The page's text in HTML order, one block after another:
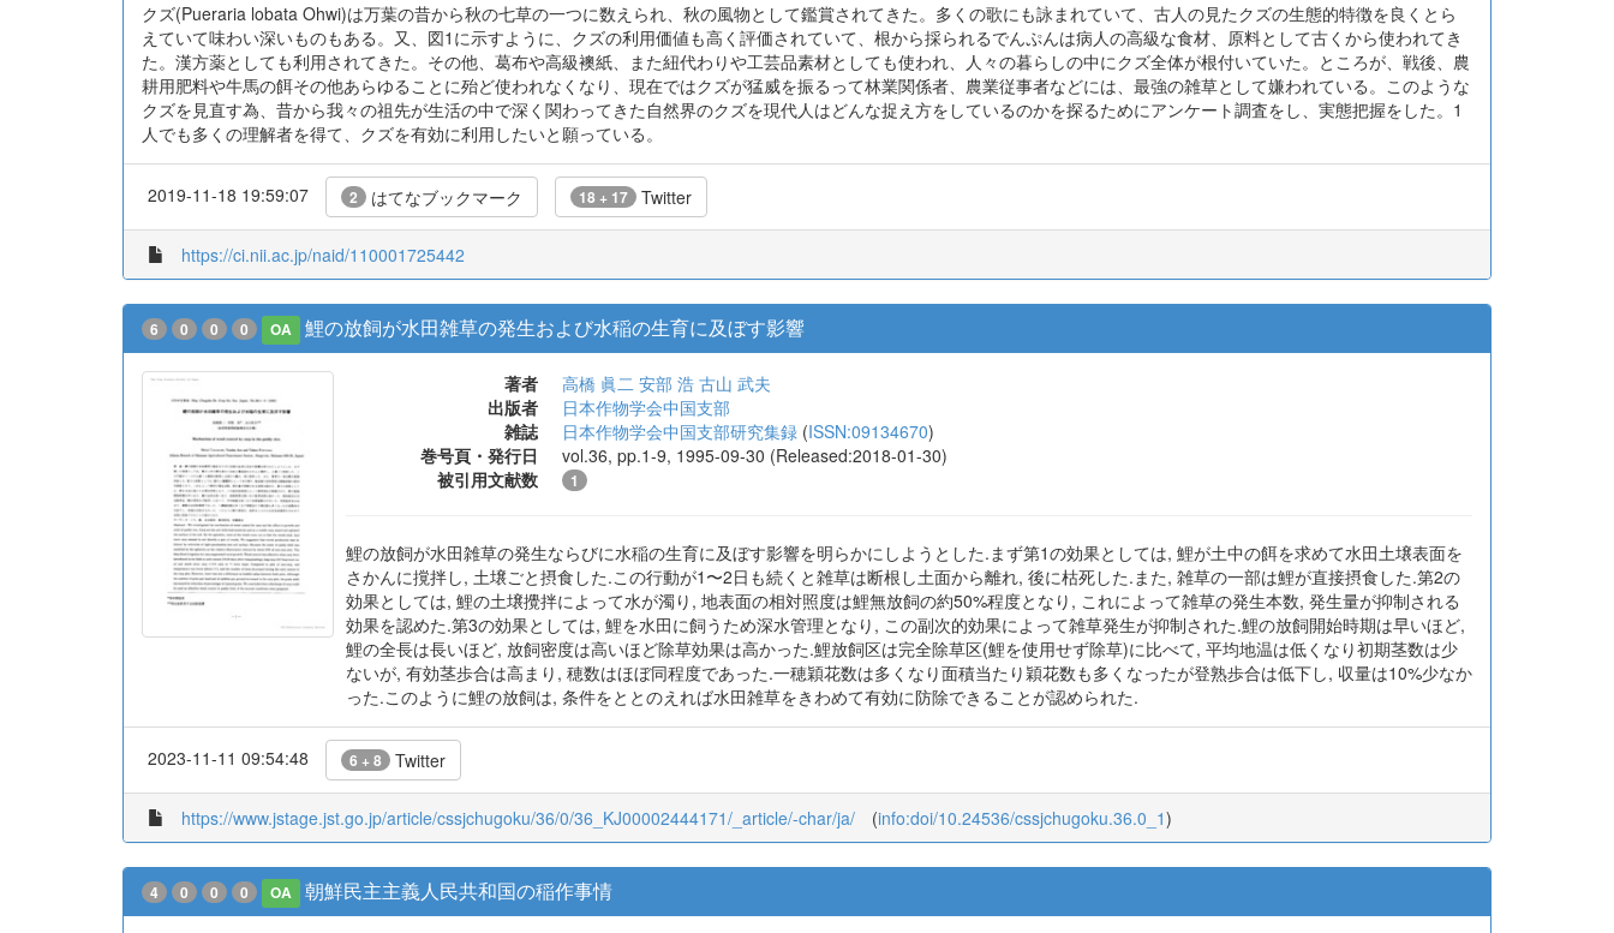
クズ(Pueraria lobata Ohwi)は万葉の昔から秋の七草の一つに数えられ、秋の風物として鑑賞されてきた。多くの歌にも詠まれていて、古人の見たクズの生態的特徴を良くとら
えていて味わい深いものもある。又、図1に示すように、クズの利用価値も高く評価されていて、根から採られるでんぷんは病人の高級な食材、原料として古くから使われてき
た。漢方薬としても利用されてきた。その他、葛布や高級襖紙、また紐代わりや工芸品素材としても使われ、人々の暮らしの中にクズ全体が根付いていた。ところが、戦後、農
耕用肥料や牛馬の餌その他あらゆることに殆ど使われなくなり、現在ではクズが猛威を振るって林業関係者、農業従事者などには、最強の雑草として嫌われている。このような
クズを見直す為、昔から我々の祖先が生活の中で深く関わってきた自然界のクズを現代人はどんな捉え方をしているのかを探るためにアンケート調査をし、実態把握をした。1
人でも多くの理解者を得て、クズを有効に利用したいと願っている。
2019-11-18 19:59:07 2 はてなブックマーク 18 + 17 Twitter
https://ci.nii.ac.jp/naid/110001725442
6 0 0 0 OA 鯉の放飼が水田雑草の発生および水稲の生育に及ぼす影響
著者 高橋 眞二 安部 浩 古山 武夫
出版者
日本作物学会中国支部
雑誌
日本作物学会中国支部研究集録 (ISSN:09134670)
巻号頁・発行日
vol.36, pp.1-9, 1995-09-30 (Released:2018-01-30)
被引用文献数
1
鯉の放飼が水田雑草の発生ならびに水稲の生育に及ぼす影響を明らかにしようとした.まず第1の効果としては, 鯉が土中の餌を求めて水田土壌表面を
さかんに撹拌し, 土壌ごと摂食した.この行動が1〜2日も続くと雑草は断根し土面から離れ, 後に枯死した.また, 雑草の一部は鯉が直接摂食した.第2の
効果としては, 鯉の土壌攪拌によって水が濁り, 地表面の相対照度は鯉無放飼の約50%程度となり, これによって雑草の発生本数, 発生量が抑制される
効果を認めた.第3の効果としては, 鯉を水田に飼うため深水管理となり, この副次的効果によって雑草発生が抑制された.鯉の放飼開始時期は早いほど,
鯉の全長は長いほど, 放飼密度は高いほど除草効果は高かった.鯉放飼区は完全除草区(鯉を使用せず除草)に比べて, 平均地温は低くなり初期茎数は少
ないが, 有効茎歩合は高まり, 穂数はほぼ同程度であった.一穂穎花数は多くなり面積当たり穎花数も多くなったが登熟歩合は低下し, 収量は10%少なか
った.このように鯉の放飼は, 条件をととのえれば水田雑草をきわめて有効に防除できることが認められた.
2023-11-11 09:54:48 6 + 8 Twitter
https://www.jstage.jst.go.jp/article/cssjchugoku/36/0/36_KJ00002444171/_article/-char/ja/ (info:doi/10.24536/cssjchugoku.36.0_1)
4 0 0 0 OA 朝鮮民主主義人民共和国の稲作事情